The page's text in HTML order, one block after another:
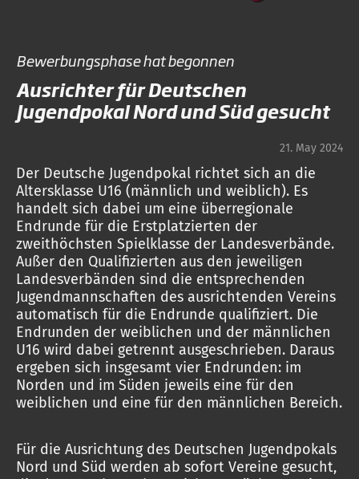
Bewerbungsphase hat begonnen
Ausrichter für Deutschen
Jugendpokal Nord und Süd gesucht
21. May 2024
Der Deutsche Jugendpokal richtet sich an die
Altersklasse U16 (männlich und weiblich). Es
handelt sich dabei um eine überregionale
Endrunde für die Erstplatzierten der
zweithöchsten Spielklasse der Landesverbände.
Außer den Qualifizierten aus den jeweiligen
Landesverbänden sind die entsprechenden
Jugendmannschaften des ausrichtenden Vereins
automatisch für die Endrunde qualifiziert. Die
Endrunden der weiblichen und der männlichen
U16 wird dabei getrennt ausgeschrieben. Daraus
ergeben sich insgesamt vier Endrunden: im
Norden und im Süden jeweils eine für den
weiblichen und eine für den männlichen Bereich.
Für die Ausrichtung des Deutschen Jugendpokals
Nord und Süd werden ab sofort Vereine gesucht,